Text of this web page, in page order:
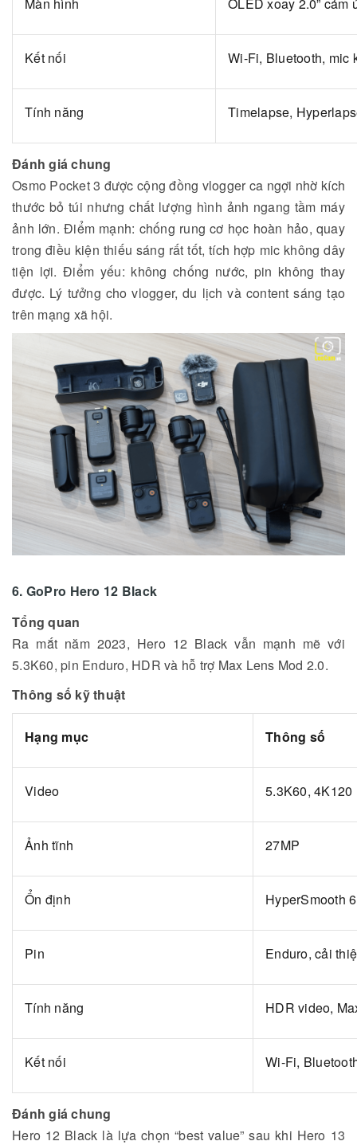
Màn hình OLED xoay 2.0” cảm
Kết nối Wi-Fi, Bluetooth, mic
Tính năng Timelapse,
Đánh giá chung
Osmo Pocket 3 được cộng đồng vlogger ca ngợi nhờ kích
thước bỏ túi nhưng chất lượng hình ảnh ngang tầm máy
ảnh lớn. Điểm mạnh: chống rung cơ học hoàn hảo, quay
trong điều kiện thiếu sáng rất tốt, tích hợp mic không dây
tiện lợi. Điểm yếu: không chống nước, pin không thay
được. Lý tưởng cho vlogger, du lịch và content sáng tạo
trên mạng xã hội.
6. GoPro Hero 12 Black
Tổng quan
Ra mắt năm 2023, Hero 12 Black vẫn mạnh mẽ với
5.3K60, pin Enduro, HDR và hỗ trợ Max Lens Mod 2.0.
Thông số kỹ thuật
Hạng mục Thông số
Video 5.3K60, 4K120
Ảnh tĩnh 27MP
Ổn định HyperSmooth
Pin Enduro, cải
Tính năng HDR video,
Kết nối Wi-Fi,
Đánh giá chung
Hero 12 Black là lựa chọn “best value” sau khi Hero 13